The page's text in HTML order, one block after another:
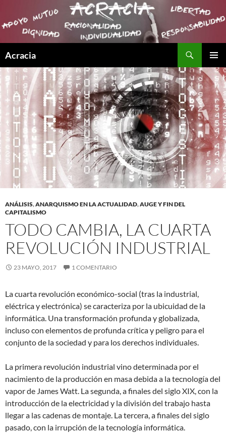
Acracia
MENÚ
AL
CONTENIDO
ANÁLISIS,ANARQUISMO EN LA ACTUALIDAD,AUGE Y FIN DEL
CAPITALISMO
TODO CAMBIA, LA CUARTA
REVOLUCIÓN INDUSTRIAL
23 MAYO, 2017 1 COMENTARIO
La cuarta revolución económico-social (tras la industrial,
eléctrica y electrónica) se caracteriza por la ubicuidad de la
informática. Una transformación profunda y globalizada,
incluso con elementos de profunda crítica y peligro para el
conjunto de la sociedad y para los derechos individuales.
La primera revolución industrial vino determinada por el
nacimiento de la producción en masa debida a la tecnología del
vapor de James Watt. La segunda, a finales del siglo XIX, con la
introducción de la electricidad y la división del trabajo hasta
llegar a las cadenas de montaje. La tercera, a finales del siglo
pasado, con la irrupción de la tecnología informática.